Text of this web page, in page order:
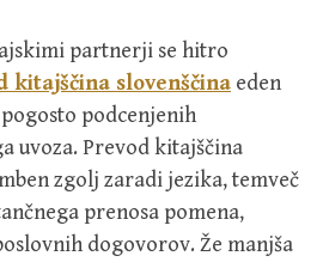
partnerji se hitro
kitajščina slovenščina eden
podcenjenih
uvoza. Prevod kitajščina
zgolj zaradi jezika, temveč
prenosa pomena,
dogovorov. Že manjša